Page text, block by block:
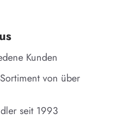
Kunden
von über
seit 1993